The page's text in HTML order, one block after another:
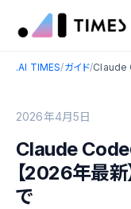
.AI TIMES/ガイド/
2026年4月5日
Claude
【2026年最新
で